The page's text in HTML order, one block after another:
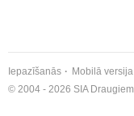
Iepazīšanās Mobilā versija
© 2004 - 2026 SIA Draugiem